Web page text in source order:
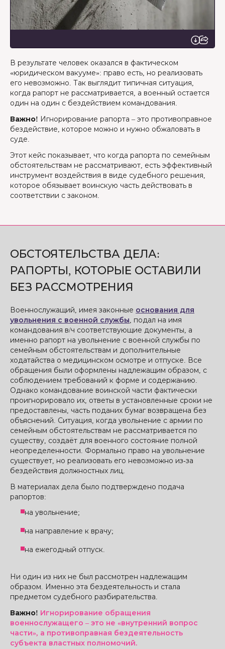
В результате человек оказался в фактическом
«юридическом вакууме»: право есть, но реализовать
его невозможно. Так выглядит типичная ситуация,
когда рапорт не рассматривается, а военный остается
один на один с бездействием командования.
Важно! Игнорирование рапорта – это противоправное
бездействие, которое можно и нужно обжаловать в
суде.
Этот кейс показывает, что когда рапорта по семейным
обстоятельствам не рассматривают, есть эффективный
инструмент воздействия в виде судебного решения,
которое обязывает воинскую часть действовать в
соответствии с законом.
ОБСТОЯТЕЛЬСТВА ДЕЛА:
РАПОРТЫ, КОТОРЫЕ ОСТАВИЛИ
БЕЗ РАССМОТРЕНИЯ
Военнослужащий, имея законные основания для
увольнения с военной службы, подал на имя
командования в/ч соответствующие документы, а
именно рапорт на увольнение с военной службы по
семейным обстоятельствам и дополнительные
ходатайства о медицинском осмотре и отпуске. Все
обращения были оформлены надлежащим образом, с
соблюдением требований к форме и содержанию.
Однако командование воинской части фактически
проигнорировало их, ответы в установленные сроки не
предоставлены, часть поданих бумаг возвращена без
объяснений. Ситуация, когда увольнение с армии по
семейным обстоятельствам​ не рассматривается по
существу, создаёт для военного состояние полной
неопределенности. Формально право на увольнение
существует, но реализовать его невозможно из-за
бездействия должностных лиц.
В материалах дела было подтверждено подача
рапортов:
на увольнение;
на направление к врачу;
на ежегодный отпуск.
Ни один из них не был рассмотрен надлежащим
образом. Именно эта бездеятельность и стала
предметом судебного разбирательства.
Важно! Игнорирование обращения
военнослужащего – это не «внутренний вопрос
части», а противоправная бездеятельность
субъекта властных полномочий.